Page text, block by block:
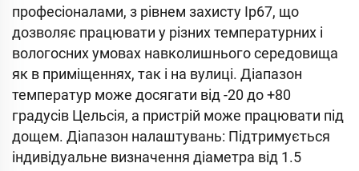
професіоналами, з рівнем захисту Ip67, що
дозволяє працювати у різних температурних і
вологосних умовах навколишнього середовища
як в приміщеннях, так і на вулиці. Діапазон
температур може досягати від -20 до +80
градусів Цельсія, а пристрій може працювати під
дощем. Діапазон налаштувань: Підтримується
індивідуальне визначення діаметра від 1.5